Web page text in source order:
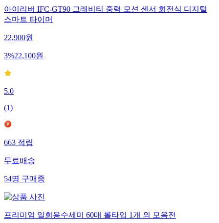
아이리버 IFC-GT90 그래비티 중력 모션 센서 회전식 디지털
스마트 타이머
22,900원
3%22,100원
5.0
(1)
663적립
무료배송
54명구매중
프리미엄 일회용수세미 60매 롤타입 1개 외 모음전